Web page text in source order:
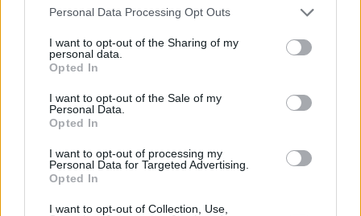
Personal Data Processing Opt Outs
I want to opt-out of the Sharing of my
personal data.
Opted In
I want to opt-out of the Sale of my
Personal Data.
Opted In
I want to opt-out of processing my
Personal Data for Targeted Advertising.
Opted In
I want to opt-out of Collection, Use,